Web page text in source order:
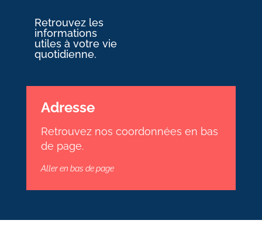
Retrouvez les
informations
utiles à votre vie
quotidienne.
Adresse
Retrouvez nos coordonnées en bas
de page.
Aller en bas de page